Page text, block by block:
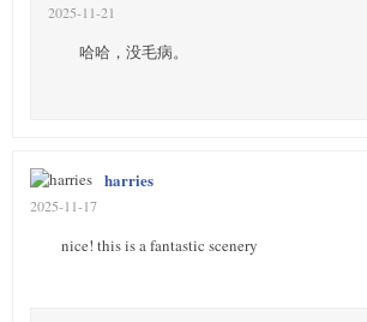
2025-11-21
哈哈，没毛病。
harries
2025-11-17
nice! this is a fantastic scenery